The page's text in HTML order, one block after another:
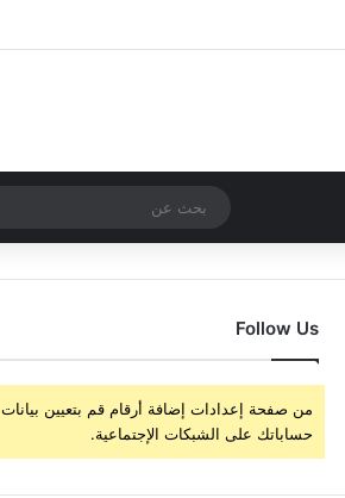
مقال عشوائي
Follow Us
من صفحة إعدادات إضافة أرقام قم بتعيين بيانات
حساباتك على الشبكات الإجتماعية.